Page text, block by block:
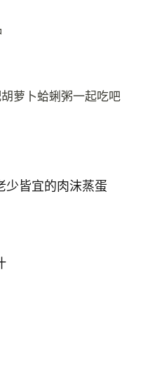
萝卜蛤蜊粥一起吃吧
少皆宜的肉沫蒸蛋